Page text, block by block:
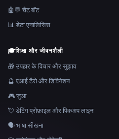
🤖💬 चैट बॉट
📊 डेटा एनालिसिस
🎓शिक्षा और जीवनशैली
🎁 उपहार के विचार और सुझाव
🔮 एआई टैरो और डिविनेशन
🎮 जुआ
💘 डेटिंग प्रोफ़ाइल और पिकअप लाइन
🗣️ भाषा सीखना